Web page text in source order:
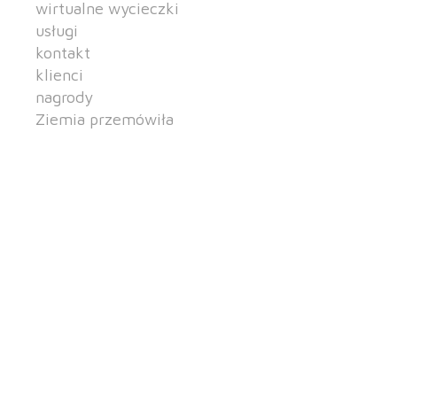
wirtualne wycieczki
usługi
kontakt
klienci
nagrody
Ziemia przemówiła